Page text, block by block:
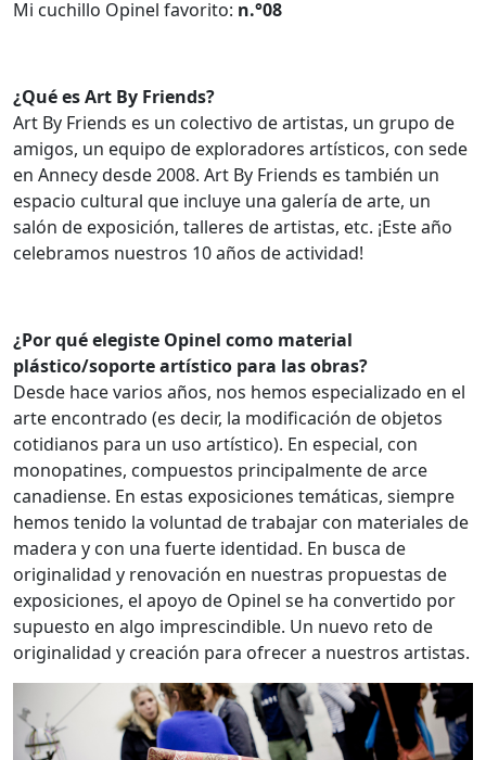
Mi cuchillo Opinel favorito: n.°08
¿Qué es Art By Friends?
Art By Friends es un colectivo de artistas, un grupo de
amigos, un equipo de exploradores artísticos, con sede
en Annecy desde 2008. Art By Friends es también un
espacio cultural que incluye una galería de arte, un
salón de exposición, talleres de artistas, etc. ¡Este año
celebramos nuestros 10 años de actividad!
¿Por qué elegiste Opinel como material
plástico/soporte artístico para las obras?
Desde hace varios años, nos hemos especializado en el
arte encontrado (es decir, la modificación de objetos
cotidianos para un uso artístico). En especial, con
monopatines, compuestos principalmente de arce
canadiense. En estas exposiciones temáticas, siempre
hemos tenido la voluntad de trabajar con materiales de
madera y con una fuerte identidad. En busca de
originalidad y renovación en nuestras propuestas de
exposiciones, el apoyo de Opinel se ha convertido por
supuesto en algo imprescindible. Un nuevo reto de
originalidad y creación para ofrecer a nuestros artistas.